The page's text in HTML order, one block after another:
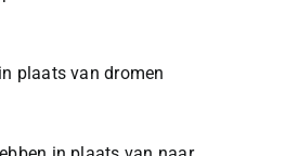
plaats van dromen